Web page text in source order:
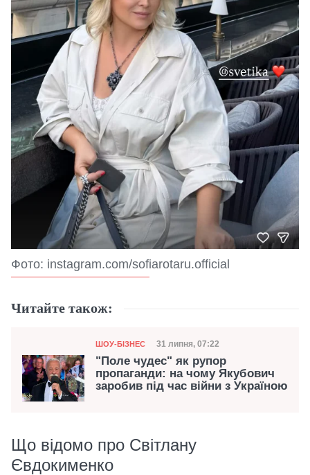
Фото: instagram.com/sofiarotaru.official
Читайте також:
Категорія
ШОУ-БІЗНЕС Дата публікації
31 липня, 07:22
"Поле чудес" як рупор
пропаганди: на чому Якубович
заробив під час війни з Україною
Що відомо про Світлану
Євдокименко